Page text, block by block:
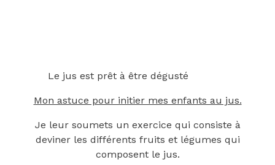
Le jus est prêt à être dégusté
Mon astuce pour initier mes enfants au jus.
Je leur soumets un exercice qui consiste à
deviner les différents fruits et légumes qui
composent le jus.